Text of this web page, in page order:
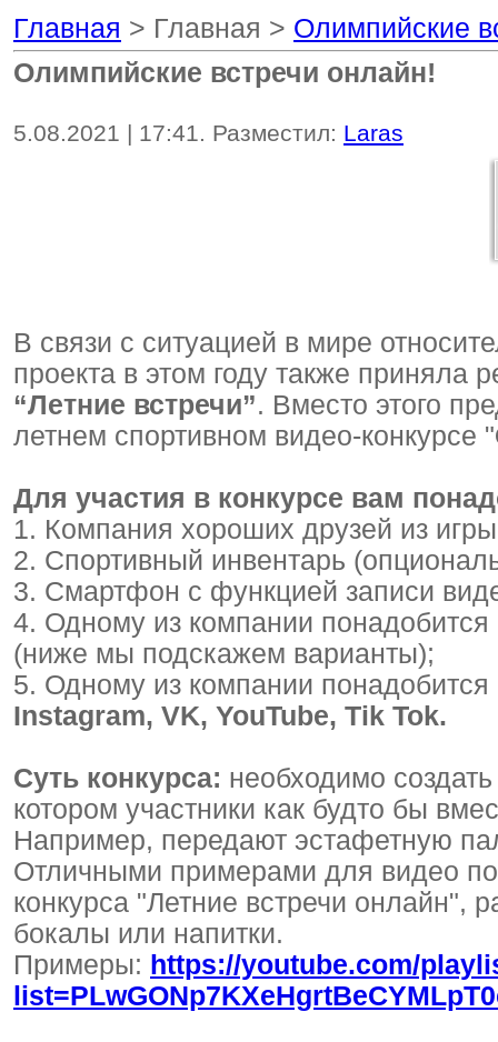
Главная > Главная > Олимпийские
Олимпийские встречи онлайн!
5.08.2021 | 17:41. Разместил: Laras
В связи с ситуацией в мире
проекта в этом году также приняла
“Летние встречи”. Вместо этого
летнем спортивном видео-конкурсе "
Для участия в конкурсе вам
1. Компания хороших друзей из
2. Спортивный инвентарь
3. Смартфон с функцией записи
4. Одному из компании
(ниже мы подскажем варианты);
5. Одному из компании понадобится
Instagram, VK, YouTube, Tik Tok.
Суть конкурса: необходимо
котором участники как будто бы
Например, передают эстафетную
Отличными примерами для видео
конкурса "Летние встречи онлайн",
бокалы или напитки.
Примеры: https://youtube.com/